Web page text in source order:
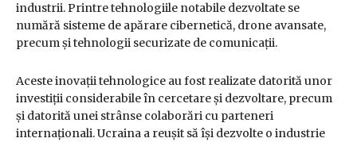
industrii. Printre tehnologiile notabile dezvoltate se
numără sisteme de apărare cibernetică, drone avansate,
precum și tehnologii securizate de comunicații.
Aceste inovații tehnologice au fost realizate datorită unor
investiții considerabile în cercetare și dezvoltare, precum
și datorită unei strânse colaborări cu parteneri
internaționali. Ucraina a reușit să își dezvolte o industrie